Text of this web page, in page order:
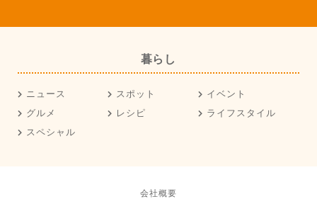
暮らし
ニュース スポット
イベント
グルメ
レシピ
ライフスタイル
スペシャル
会社概要